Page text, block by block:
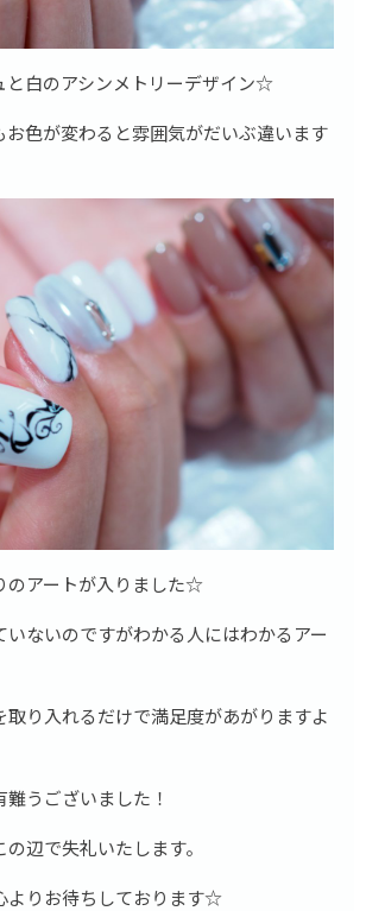
と白のアシンメトリーデザイン☆
お色が変わると雰囲気がだいぶ違います
のアートが入りました☆
いないのですがわかる人にはわかるアー
取り入れるだけで満足度があがりますよ
うございました！
辺で失礼いたします。
よりお待ちしております☆